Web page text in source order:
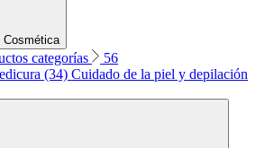
Cosmética
categorías
56
(34) Cuidado de la piel y depilación